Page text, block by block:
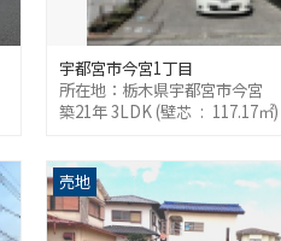
宇都宮市今宮1丁目
所在地：栃木県宇都宮市今宮
築21年 3LDK (壁芯 : 117.17㎡)
売地